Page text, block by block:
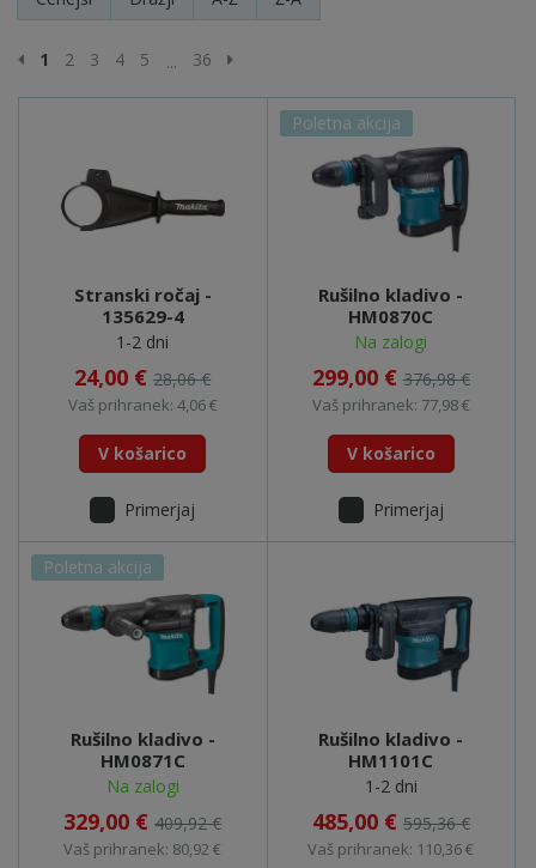
Prejšnja stran
1 2 3 4 5 ... 36 Naslednja stran
Stranski ročaj -
135629-4
1-2 dni
24,00 €28,06 €
Vaš prihranek: 4,06 €
V košarico
Primerjaj
Rušilno kladivo -
HM0870C
Na zalogi
299,00 € 376,98 €
Vaš prihranek: 77,98 €
V košarico
Primerjaj
Poletna akcija
Rušilno kladivo -
HM0871C
Na zalogi
329,00 €409,92 €
Vaš prihranek: 80,92 €
Poletna akcija
Rušilno kladivo -
HM1101C
1-2 dni
485,00 € 595,36 €
Vaš prihranek: 110,36 €